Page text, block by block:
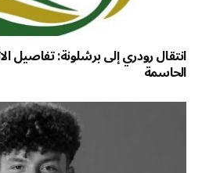
انتقال رودري إلى برشلونة: تفاصيل
الحاسمة